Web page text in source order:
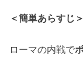
＜簡単あらすじ＞
ローマの内戦で